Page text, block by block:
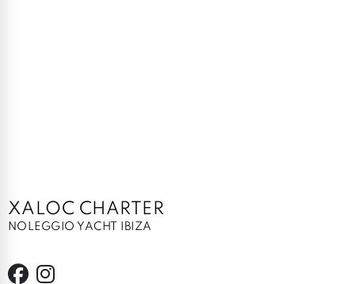
XALOC CHARTER
NOLEGGIO YACHT IBIZA